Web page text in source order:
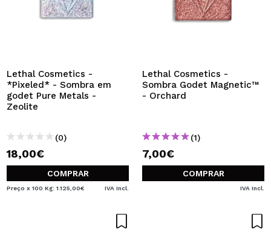
Lethal Cosmetics -
*Pixeled* - Sombra em
godet Pure Metals -
Zeolite
(0)
18,00€
COMPRAR
Preço x 100 Kg: 1.125,00€ IVA Incl.
Lethal Cosmetics -
Sombra Godet Magnetic™
- Orchard
(1)
7,00€
COMPRAR
IVA Incl.